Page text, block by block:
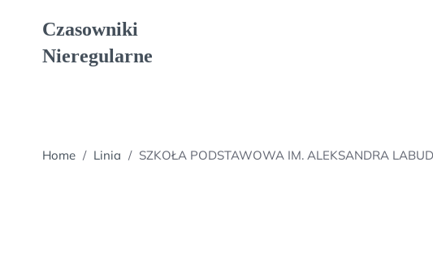
Czasowniki
Nieregularne
Home / Linia / SZKOŁA PODSTAWOWA IM. ALEKSANDRA